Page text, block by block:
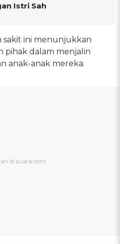
Istri Sah
sakit ini menunjukkan
pihak dalam menjalin
anak-anak mereka.